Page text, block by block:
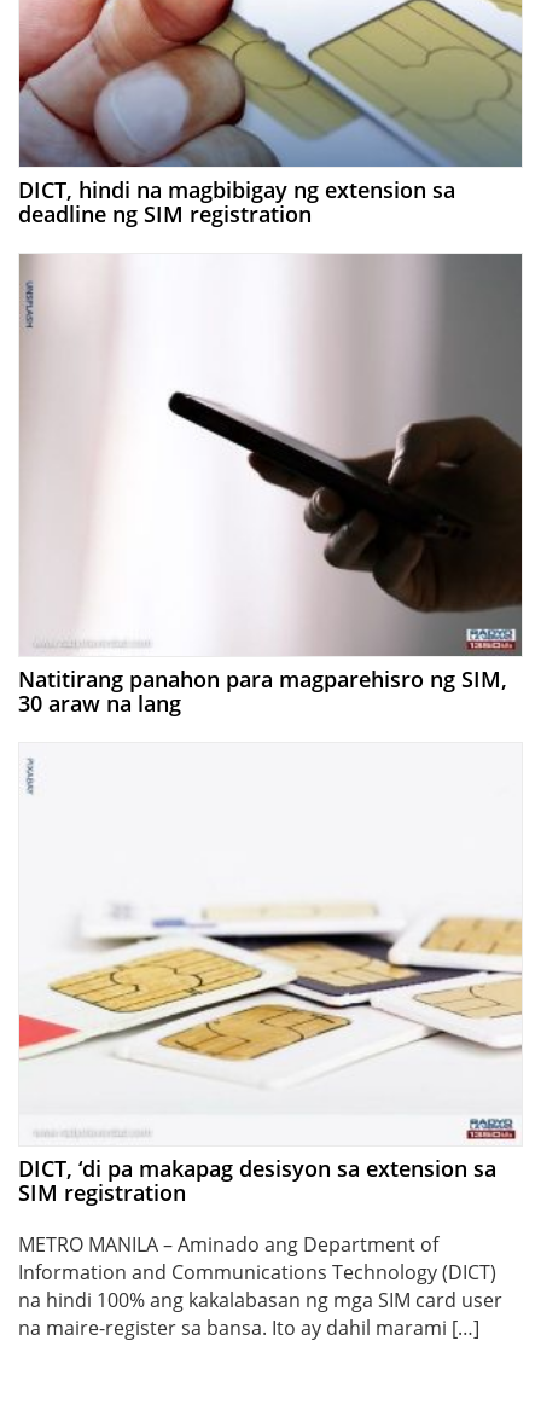
DICT, hindi na magbibigay ng extension sa
deadline ng SIM registration
Natitirang panahon para magparehisro ng SIM,
30 araw na lang
DICT, ‘di pa makapag desisyon sa extension sa
SIM registration
METRO MANILA – Aminado ang Department of
Information and Communications Technology (DICT)
na hindi 100% ang kakalabasan ng mga SIM card user
na maire-register sa bansa. Ito ay dahil marami […]